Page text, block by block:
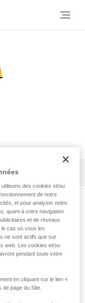
la jugulaire
des cookies et/ou
de notre
et pour analyser notre
quant à votre navigation
et de réseaux
cas où vous les
ne sont actifs que sur
web. Les cookies et/ou
pendant toute votre
en cliquant sur le lien «
page du Site.